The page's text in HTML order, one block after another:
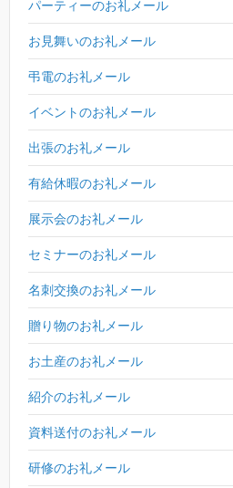
パーティーのお礼メール
お見舞いのお礼メール
弔電のお礼メール
イベントのお礼メール
出張のお礼メール
有給休暇のお礼メール
展示会のお礼メール
セミナーのお礼メール
名刺交換のお礼メール
贈り物のお礼メール
お土産のお礼メール
紹介のお礼メール
資料送付のお礼メール
研修のお礼メール